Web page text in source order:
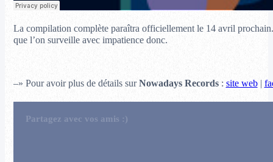
La compilation complète paraîtra officiellement le 14 avril
que l’on surveille avec impatience donc.
–» Pour avoir plus de détails surNowadays Records: site web|
Partagez avec vos amis :)